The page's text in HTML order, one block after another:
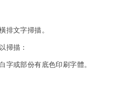
排文字掃描。
掃描：
字或部份有底色印刷字體。